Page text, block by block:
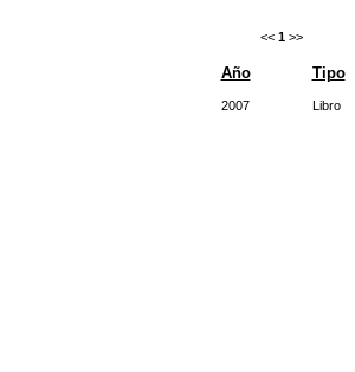
<< 1 >>
Año Tipo
2007 Libro